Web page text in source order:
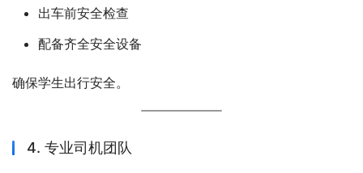
出车前安全检查
配备齐全安全设备
确保学生出行安全。
4. 专业司机团队